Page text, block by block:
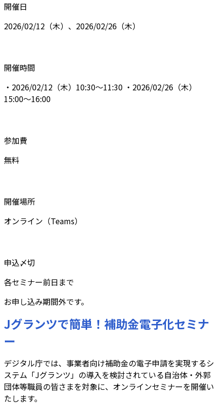
開催日
2026/02/12（木）、2026/02/26（木）
開催時間
・2026/02/12（木）10:30～11:30 ・2026/02/26（木）
15:00～16:00
参加費
無料
開催場所
オンライン（Teams）
申込〆切
各セミナー前日まで
お申し込み期間外です。
Jグランツで簡単！補助金電子化セミナ
ー
デジタル庁では、事業者向け補助金の電子申請を実現するシ
ステム「Jグランツ」の導入を検討されている自治体・外郭
団体等職員の皆さまを対象に、 オンラインセミナーを開催い
たします。